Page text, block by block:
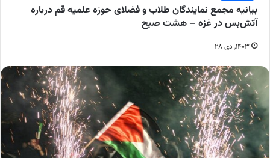
بیانیه مجمع نمایندگان طلاب و فضلای حوزه علمیه قم درباره
آتش‌بس در غزه – هشت صبح
۱۴۰۳, دی ۲۸